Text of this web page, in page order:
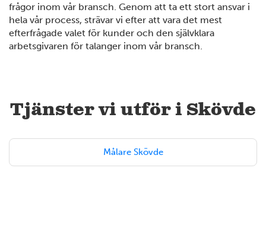
frågor inom vår bransch. Genom att ta ett stort ansvar i
hela vår process, strävar vi efter att vara det mest
efterfrågade valet för kunder och den självklara
arbetsgivaren för talanger inom vår bransch.
Tjänster vi utför i Skövde
Målare Skövde